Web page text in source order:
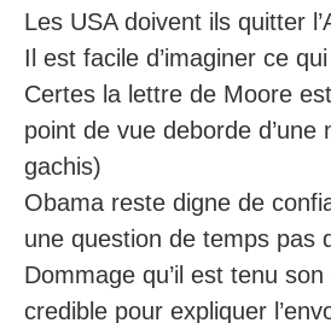
Les USA doivent ils quitter
Il est facile d’imaginer ce
Certes la lettre de Moore
point de vue deborde
gachis)
Obama reste digne de
une question de temps pas
Dommage qu’il est tenu
credible pour expliquer